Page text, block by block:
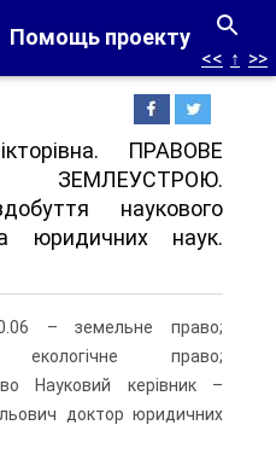
Помощь проекту
<< ↑ >>
ПРАВОВЕ
наукового
юридичних наук.
– земельне право;
право;
Науковий керівник –
доктор юридичних